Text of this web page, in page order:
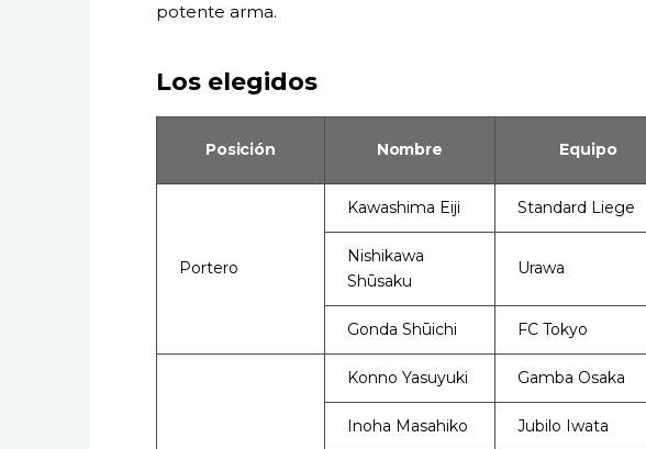
potente arma.
Los elegidos
Posición Nombre Equipo
Portero
Kawashima Eiji Standard Liege
Nishikawa
Shūsaku
Urawa
Gonda Shūichi FC Tokyo
Konno Yasuyuki Gamba Osaka
Inoha Masahiko Jubilo Iwata